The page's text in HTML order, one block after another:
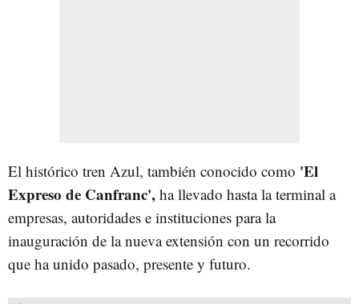
El histórico tren Azul, también conocido como 'El
Expreso de Canfranc', ha llevado hasta la terminal a
empresas, autoridades e instituciones para la
inauguración de la nueva extensión con un recorrido
que ha unido pasado, presente y futuro.